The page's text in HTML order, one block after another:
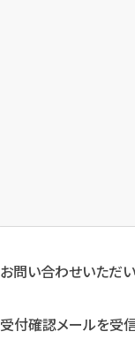
お問い合わせいただ
受付確認メールを受